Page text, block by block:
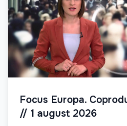
Focus Europa.
// 1 august 2026